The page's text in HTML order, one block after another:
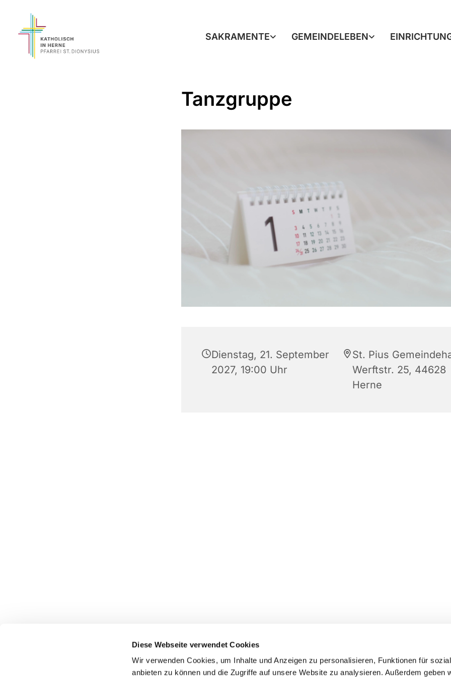
Diese Webseite verwendet Cookies
Wir verwenden Cookies, um Inhalte und Anzeigen zu personalisieren, Funktionen für
anbieten zu können und die Zugriffe auf unsere Website zu analysieren. Außerdem geben
SAKRAMENTE GEMEINDELEBEN
Tanzgruppe
Dienstag, 21. September
2027, 19:00 Uhr
St. Pius
Werftstr. 25, 44628
Herne